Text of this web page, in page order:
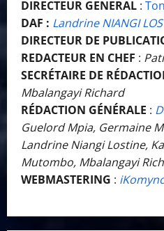
DIRECTEUR GENERAL :
DAF : Landrine NIANGI
DIRECTEUR DE
REDACTEUR EN CHEF :
SECRÉTAIRE DE
Mbalangayi Richard
RÉDACTION GÉNÉRALE :
Guelord Mpia, Germaine
Landrine Niangi Lostine,
Mutombo, Mbalangayi
WEBMASTERING :